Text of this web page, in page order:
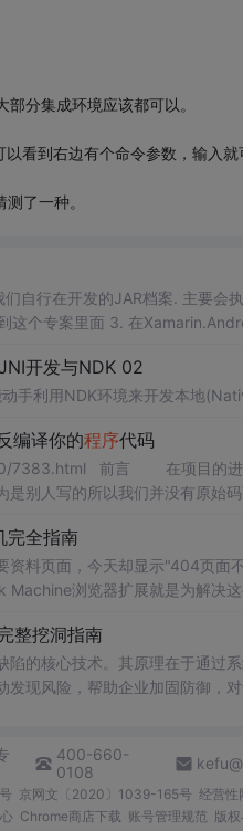
分集成环境应该都可以。
看到右边有个命令参数，输入就
了一种。
自行在开发的JAR档案. 主要会
这个专案里面 3. 在
开发与NDK 02
手利用NDK环境来开发本地
编译你的程序代码
原文地址：http://www.it165.net/pro/
是别人写的所以我们并没有原始
完全指南
资料页面，今天却显示"404页面
浏览器扩展就是为解决
整挖洞指南
的核心技术。其原理在于通过
现风险，帮助企业加固防御，
400-660-
0108
京网文〔2020〕1039-165号 经营性
Chrome商店下载 账号管理规范 版